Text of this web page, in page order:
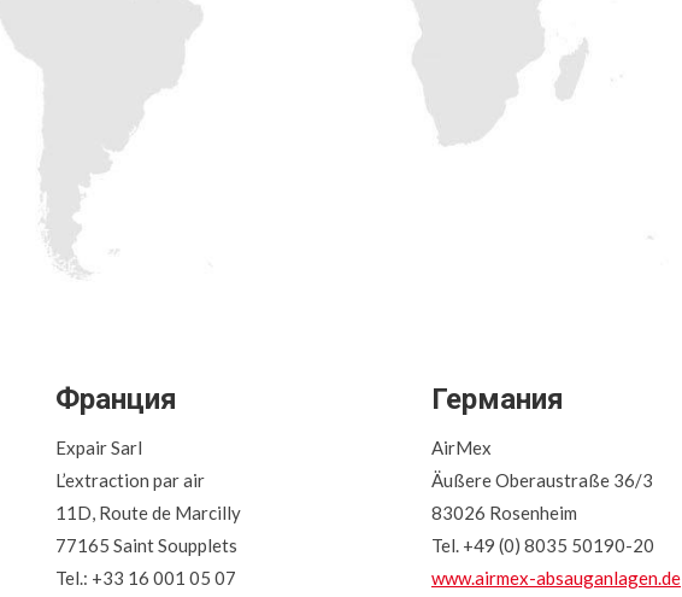
Франция
Expair Sarl
L’extraction par air
11D, Route de Marcilly
77165 Saint Soupplets
Tel.: +33 16 001 05 07
Германия
AirMex
Äußere Oberaustraße 36/3
83026 Rosenheim
Tel. +49 (0) 8035 50190-20
www.airmex-absauganlagen.de